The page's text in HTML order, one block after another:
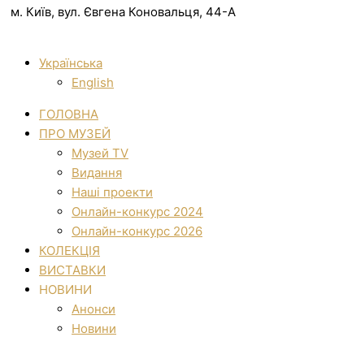
м. Київ, вул. Євгена Коновальця, 44-А
Українська
English
ГОЛОВНА
ПРО МУЗЕЙ
Музей TV
Видання
Наші проекти
Онлайн-конкурс 2024
Онлайн-конкурс 2026
КОЛЕКЦІЯ
ВИСТАВКИ
НОВИНИ
Анонси
Новини